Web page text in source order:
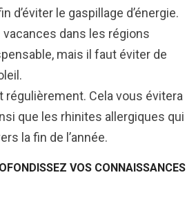
d’éviter le gaspillage d’énergie.
dans les régions
mais il faut éviter de
régulièrement. Cela vous évitera
que les rhinites allergiques qui
la fin de l’année.
VOS CONNAISSANCES